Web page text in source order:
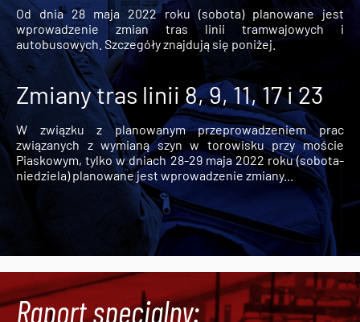
Od dnia 28 maja 2022 roku (sobota) planowane jest
wprowadzenie zmian tras linii tramwajowych i
autobusowych. Szczegóły znajdują się poniżej.
Zmiany tras linii 8, 9, 11, 17 i 23
W związku z planowanym przeprowadzeniem prac
związanych z wymianą szyn w torowisku przy moście
Piaskowym, tylko w dniach 28-29 maja 2022 roku (sobota-
niedziela) planowane jest wprowadzenie zmiany...
Raport specjalny: